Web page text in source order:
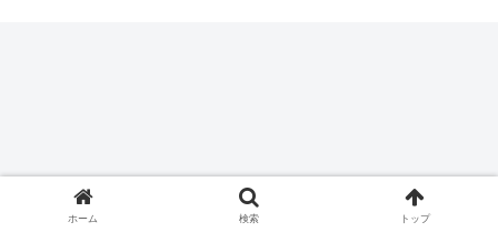
ホーム 検索 トップ